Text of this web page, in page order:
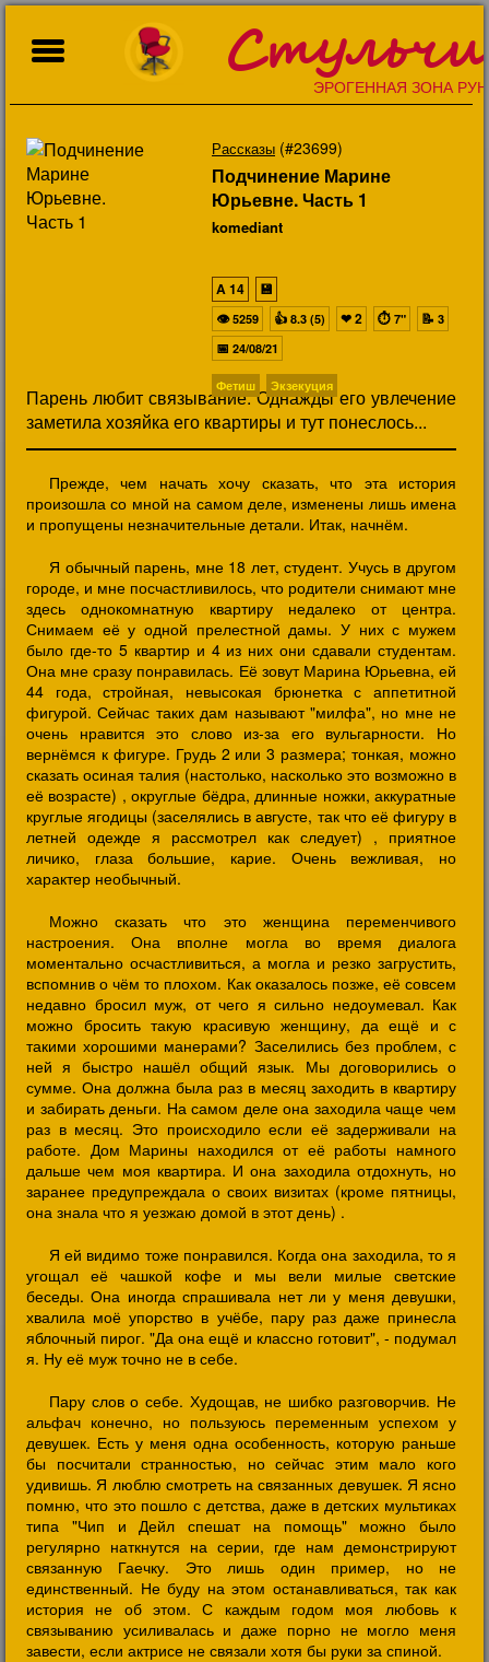
ЭРОГЕННАЯ ЗОНА
Рассказы (#23699)
Подчинение Марине
Юрьевне. Часть 1
komediant
Парень любит связывание. Однажды его увлечение
заметила хозяйка его квартиры и тут понеслось...
A14
💾
👁5259 👍 8.3 (5) ❤2 ⏱ 7" 📝 3
📅 24/08/21
Фетиш Экзекуция
Прежде, чем начать хочу сказать, что эта история
произошла со мной на самом деле, изменены лишь имена
и пропущены незначительные детали. Итак, начнём.
Я обычный парень, мне 18 лет, студент. Учусь в другом
городе, и мне посчастливилось, что родители снимают мне
здесь однокомнатную квартиру недалеко от центра.
Снимаем её у одной прелестной дамы. У них с мужем
было где-то 5 квартир и 4 из них они сдавали студентам.
Она мне сразу понравилась. Её зовут Марина Юрьевна, ей
44 года, стройная, невысокая брюнетка с аппетитной
фигурой. Сейчас таких дам называют "милфа", но мне не
очень нравится это слово из-за его вульгарности. Но
вернёмся к фигуре. Грудь 2 или 3 размера; тонкая, можно
сказать осиная талия (настолько, насколько это возможно в
её возрасте) , округлые бёдра, длинные ножки, аккуратные
круглые ягодицы (заселялись в августе, так что её фигуру в
летней одежде я рассмотрел как следует) , приятное
личико, глаза большие, карие. Очень вежливая, но
характер необычный.
Можно сказать что это женщина переменчивого
настроения. Она вполне могла во время диалога
моментально осчастливиться, а могла и резко загрустить,
вспомнив о чём то плохом. Как оказалось позже, её совсем
недавно бросил муж, от чего я сильно недоумевал. Как
можно бросить такую красивую женщину, да ещё и с
такими хорошими манерами? Заселились без проблем, с
ней я быстро нашёл общий язык. Мы договорились о
сумме. Она должна была раз в месяц заходить в квартиру
и забирать деньги. На самом деле она заходила чаще чем
раз в месяц. Это происходило если её задерживали на
работе. Дом Марины находился от её работы намного
дальше чем моя квартира. И она заходила отдохнуть, но
заранее предупреждала о своих визитах (кроме пятницы,
она знала что я уезжаю домой в этот день) .
Я ей видимо тоже понравился. Когда она заходила, то я
угощал её чашкой кофе и мы вели милые светские
беседы. Она иногда спрашивала нет ли у меня девушки,
хвалила моё упорство в учёбе, пару раз даже принесла
яблочный пирог. "Да она ещё и классно готовит", - подумал
я. Ну её муж точно не в себе.
Пару слов о себе. Худощав, не шибко разговорчив. Не
альфач конечно, но пользуюсь переменным успехом у
девушек. Есть у меня одна особенность, которую раньше
бы посчитали странностью, но сейчас этим мало кого
удивишь. Я люблю смотреть на связанных девушек. Я ясно
помню, что это пошло с детства, даже в детских мультиках
типа "Чип и Дейл спешат на помощь" можно было
регулярно наткнутся на серии, где нам демонстрируют
связанную Гаечку. Это лишь один пример, но не
единственный. Не буду на этом останавливаться, так как
история не об этом. С каждым годом моя любовь к
связыванию усиливалась и даже порно не могло меня
завести, если актрисе не связали хотя бы руки за спиной.